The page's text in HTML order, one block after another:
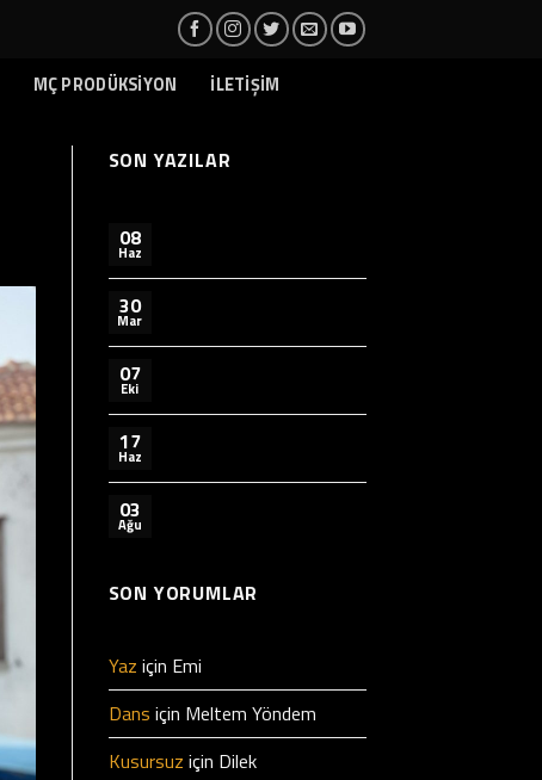
MÇ PRODÜKSİYON İLETİŞİM
SON YAZILAR
08
Haz
30
Mar
07
Eki
17
Haz
03
Ağu
SON YORUMLAR
Yaz için Emi
Dans için Meltem Yöndem
Kusursuz için Dilek